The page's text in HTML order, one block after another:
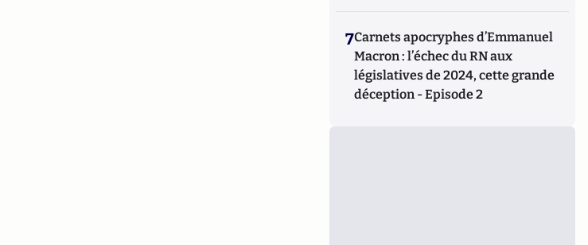
7Carnets apocryphes d’Emmanuel
Macron : l’échec du RN aux
législatives de 2024, cette grande
déception - Episode 2